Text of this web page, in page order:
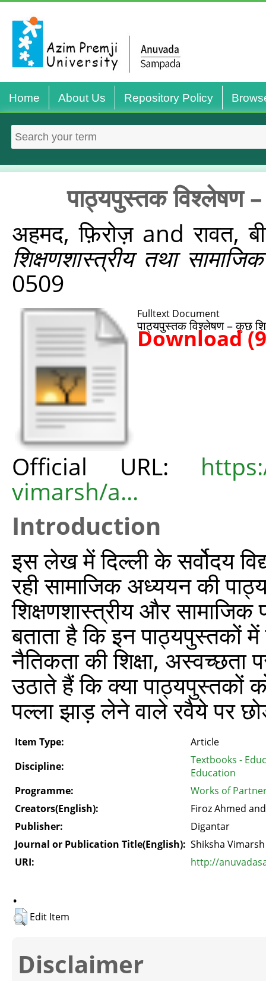
Home About Us Repository Policy
पाठ्यपुस्तक विश्लेषण
अहमद, फ़िरोज़andरावत,
शिक्षणशास्त्रीय तथा
0509
Fulltext Document
पाठ्यपुस्तक विश्लेषण – कुछ
Download
Official URL:
vimarsh/a...
Introduction
इस लेख में दिल्ली के सर्वोदय
रही सामाजिक अध्ययन की
शिक्षणशास्त्रीय और
बताता है कि इन पाठ्यपुस्तकों
नैतिकता की शिक्षा,
उठाते हैं कि क्या पाठ्यपुस्तकों
पल्ला झाड़ लेने वाले रवैये पर
Item Type:
Article
Discipline:
Textbooks -
Education
Programme:
Works of
Creators(English):
Firoz Ahmed
Publisher:
Digantar
Journal or Publication Title(English): Shiksha Vimarsh
URI:
http://
.
Edit Item
Disclaimer